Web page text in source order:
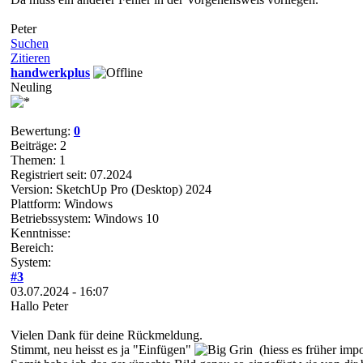
Peter
Suchen
Zitieren
handwerkplus
Neuling
Bewertung: 0
Beiträge: 2
Themen: 1
Registriert seit: 07.2024
Version: SketchUp Pro (Desktop) 2024
Plattform: Windows
Betriebssystem: Windows 10
Kenntnisse:
Bereich:
System:
#3
03.07.2024 - 16:07
Hallo Peter
Vielen Dank für deine Rückmeldung.
Stimmt, neu heisst es ja "Einfügen"
(hiess es früher